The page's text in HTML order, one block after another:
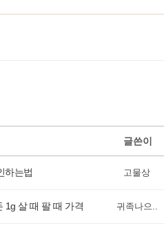
글쓴이
하는법 고물상
1g 살 때 팔 때 가격 귀족나으..